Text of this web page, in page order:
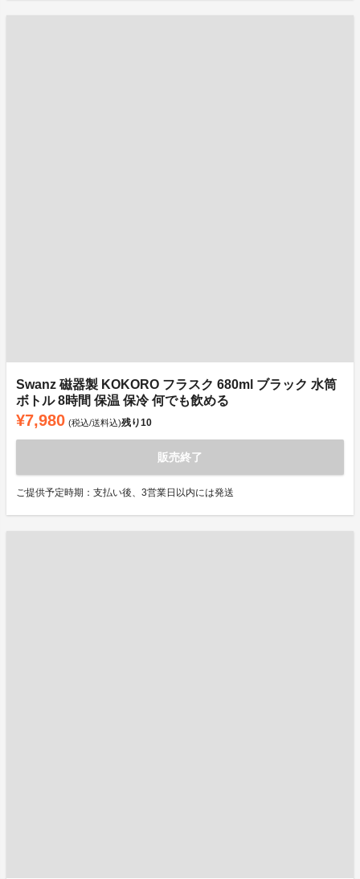
Swanz 磁器製 KOKORO フラスク 680ml ブラック 水筒
ボトル 8時間 保温 保冷 何でも飲める
¥7,980 (税込/送料込)残り10
販売終了
ご提供予定時期：支払い後、3営業日以内には発送